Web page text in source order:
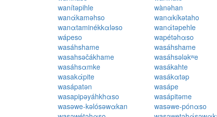
wanítəpihle
wànəhan
wanάkaməhso
wanαkíkətaho
wanαtaminékkαləso
wanάtəpehle
wápeso
wapétəhαso
wasáhshame
wasáhshame
wasahsəčákhame
wasáhsələkʷe
wasáhsαmke
wasákahte
wasakάpite
wasákαtəp
wasápatən
wasápe
wasapipəyáhkhαso
wasápitəme
wasəwe-kəlósəwαkan
wasəwe-pónαso